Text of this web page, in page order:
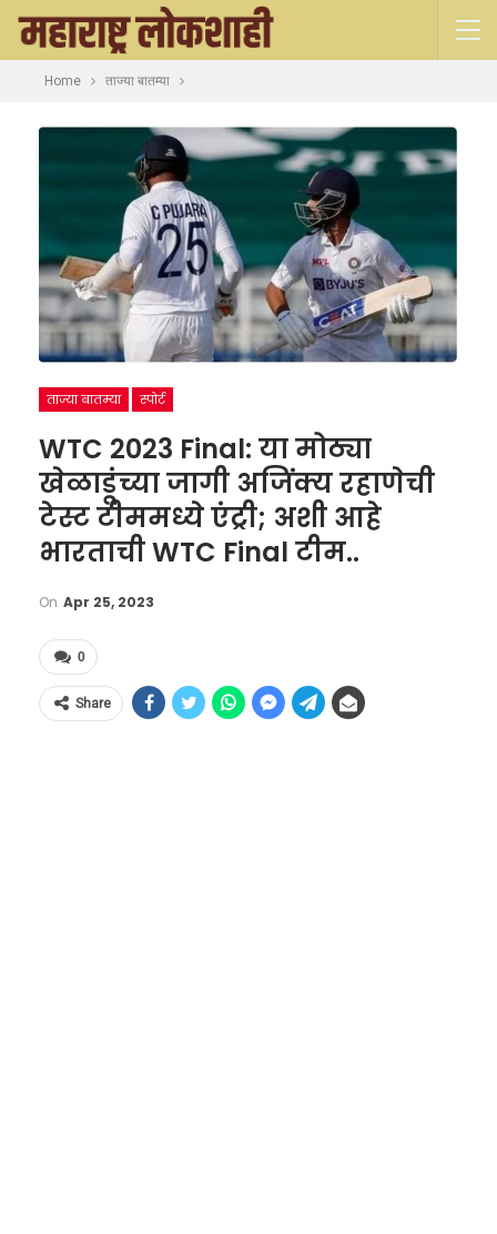
Home ताज्या बातम्या
ताज्या बातम्या स्पोर्ट
WTC 2023 Final: या मोठ्या
खेळाडूंच्या जागी अजिंक्य रहाणेची
टेस्ट टीममध्ये एंट्री; अशी आहे
भारताची WTC Final टीम..
On Apr 25, 2023
0
Share